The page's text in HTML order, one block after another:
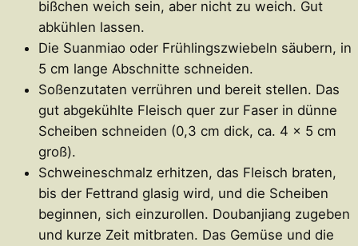
bißchen weich sein, aber nicht zu weich. Gut
abkühlen lassen.
Die Suanmiao oder Frühlingszwiebeln säubern, in
5 cm lange Abschnitte schneiden.
Soßenzutaten verrühren und bereit stellen. Das
gut abgekühlte Fleisch quer zur Faser in dünne
Scheiben schneiden (0,3 cm dick, ca. 4 x 5 cm
groß).
Schweineschmalz erhitzen, das Fleisch braten,
bis der Fettrand glasig wird, und die Scheiben
beginnen, sich einzurollen. Doubanjiang zugeben
und kurze Zeit mitbraten. Das Gemüse und die